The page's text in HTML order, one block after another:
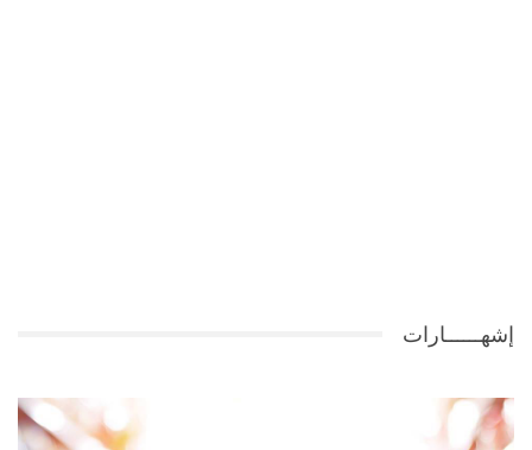
إشهــــــارات